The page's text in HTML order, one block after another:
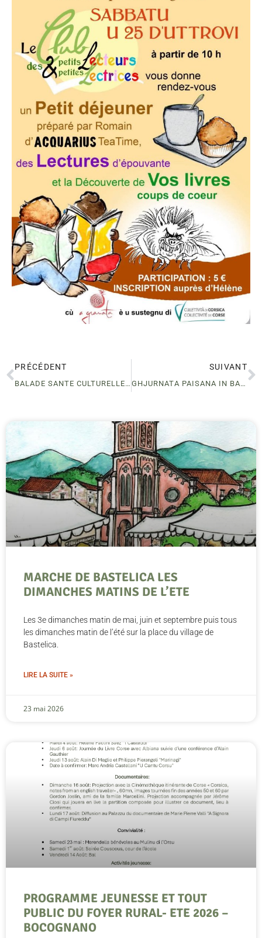
PRÉCÉDENT
BALADE SANTE CULTURELLE -BASTELICA
SUIVANT
GHJURNATA PAISANA IN BASTELICA
MARCHE DE BASTELICA LES
DIMANCHES MATINS DE L’ETE
Les 3e dimanches matin de mai, juin et septembre puis tous
les dimanches matin de l’été sur la place du village de
Bastelica.
LIRE LA SUITE »
23 mai 2026
PROGRAMME JEUNESSE ET TOUT
PUBLIC DU FOYER RURAL- ETE 2026 –
BOCOGNANO